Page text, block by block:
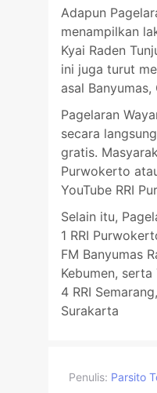
Adapun
menampilkan
Kyai Raden
ini juga turut
asal Banyumas,
Pagelaran
secara
gratis.
Purwokerto
YouTube RRI
Selain itu,
1 RRI
FM Banyumas
Kebumen,
4 RRI
Surakarta
Penulis: Parsito